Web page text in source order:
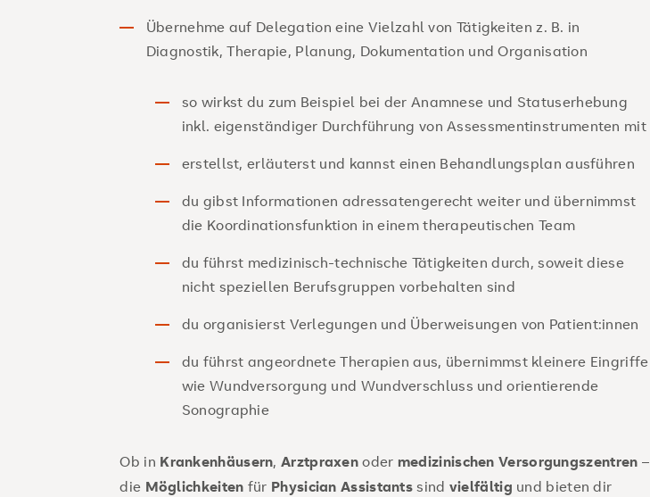
Übernehme auf Delegation eine Vielzahl von Tätigkeiten z. B. in
Diagnostik, Therapie, Planung, Dokumentation und Organisation
so wirkst du zum Beispiel bei der Anamnese und Statuserhebung
inkl. eigenständiger Durchführung von Assessmentinstrumenten mit
erstellst, erläuterst und kannst einen Behandlungsplan ausführen
du gibst Informationen adressatengerecht weiter und übernimmst
die Koordinationsfunktion in einem therapeutischen Team
du führst medizinisch-technische Tätigkeiten durch, soweit diese
nicht speziellen Berufsgruppen vorbehalten sind
du organisierst Verlegungen und Überweisungen von Patient:innen
du führst angeordnete Therapien aus, übernimmst kleinere Eingriffe
wie Wundversorgung und Wundverschluss und orientierende
Sonographie
Ob in Krankenhäusern,Arztpraxenoder medizinischen Versorgungszentren –
die Möglichkeiten für Physician Assistantssind vielfältig und bieten dir